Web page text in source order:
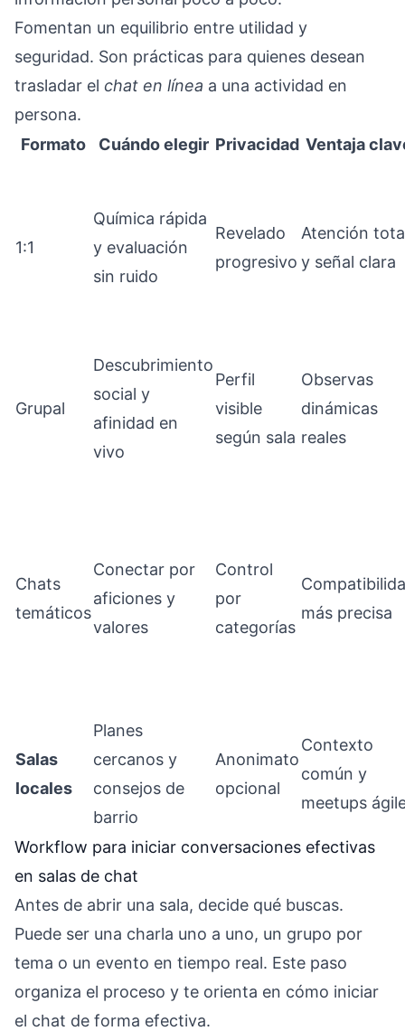
Fomentan un equilibrio entre utilidad y
seguridad. Son prácticas para quienes desean
trasladar el chat en línea a una actividad en
persona.
Formato
Cuándo elegir Privacidad Ventaja
1:1
Química rápida
y evaluación
sin ruido
Revelado
progresivo
Atención
y señal clara
Grupal
Descubrimiento
social y
afinidad en
vivo
Perfil
visible
según sala
Observas
dinámicas
reales
Chats
temáticos
Conectar por
aficiones y
valores
Control
por
categorías
más precisa
Salas
locales
Planes
cercanos y
consejos de
barrio
Anonimato
opcional
Contexto
común y
meetups
Workflow para iniciar conversaciones efectivas
en salas de chat
Antes de abrir una sala, decide qué buscas.
Puede ser una charla uno a uno, un grupo por
tema o un evento en tiempo real. Este paso
organiza el proceso y te orienta en cómo iniciar
el chat de forma efectiva.